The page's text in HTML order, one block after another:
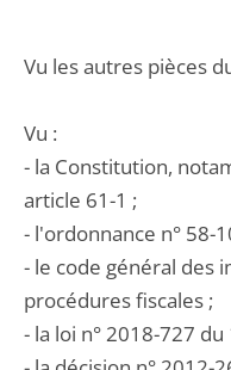
Vu les autres pièces
Vu :
- la Constitution,
article 61-1 ;
- l'ordonnance n° 58-
- le code général des
procédures fiscales ;
- la loi n° 2018-727